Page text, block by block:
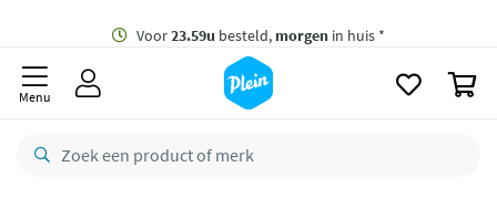
besteld,
retourneren
Menu